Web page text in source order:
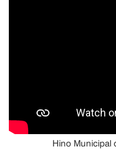
Hino Municipal